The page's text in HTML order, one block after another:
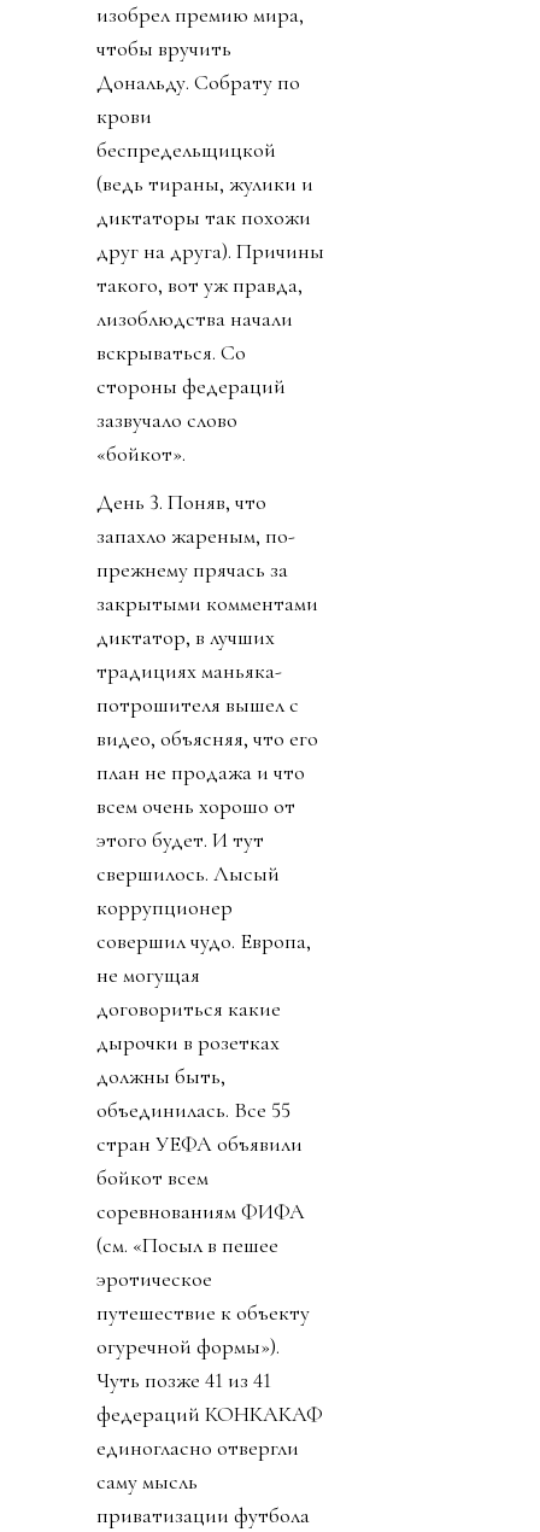
изобрел премию мира,
чтобы вручить
Дональду. Собрату по
крови
беспредельщицкой
(ведь тираны, жулики и
диктаторы так похожи
друг на друга). Причины
такого, вот уж правда,
лизоблюдства начали
вскрываться. Со
стороны федераций
зазвучало слово
«бойкот».
День 3. Поняв, что
запахло жареным, по-
прежнему прячась за
закрытыми комментами
диктатор, в лучших
традициях маньяка-
потрошителя вышел с
видео, объясняя, что его
план не продажа и что
всем очень хорошо от
этого будет. И тут
свершилось. Лысый
коррупционер
совершил чудо. Европа,
не могущая
договориться какие
дырочки в розетках
должны быть,
объединилась. Все 55
стран УЕФА объявили
бойкот всем
соревнованиям ФИФА
(см. «Посыл в пешее
эротическое
путешествие к объекту
огуречной формы»).
Чуть позже 41 из 41
федераций КОНКАКАФ
единогласно отвергли
саму мысль
приватизации футбола